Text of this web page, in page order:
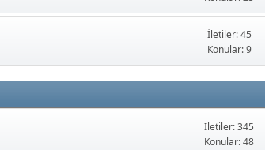
İletiler: 45
Konular: 9
İletiler: 345
Konular: 48